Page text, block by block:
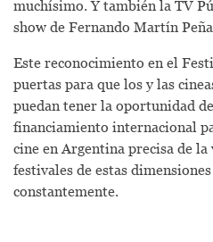
muchísimo. Y también la TV
show de Fernando Martín
Este reconocimiento en el
puertas para que los y las
puedan tener la oportunidad
financiamiento internacional
cine en Argentina precisa de
festivales de estas
constantemente.